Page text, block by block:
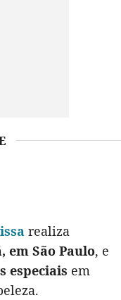
realiza
em São Paulo, e
especiais em